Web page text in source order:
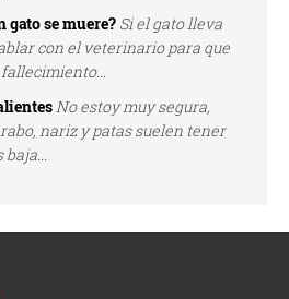
gato se muere? Si el gato lleva
con el veterinario para que
No estoy muy segura,
nariz y patas suelen tener